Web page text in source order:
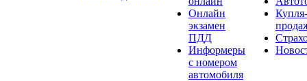
Онлайн
экзамен
ПДД
Информеры
с номером
автомобиля
Купля-